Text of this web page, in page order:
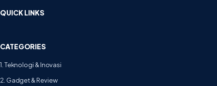
QUICK LINKS
CATEGORIES
1. Teknologi & Inovasi
2. Gadget & Review